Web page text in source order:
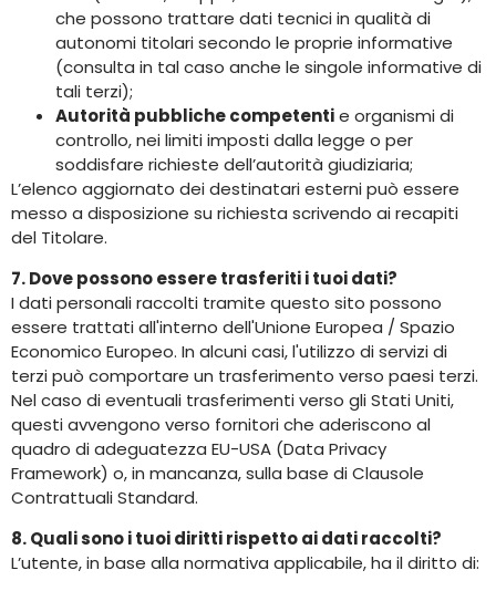
che possono trattare dati tecnici in qualità di
autonomi titolari secondo le proprie informative
(consulta in tal caso anche le singole informative di
tali terzi);
Autorità pubbliche competentie organismi di
controllo, nei limiti imposti dalla legge o per
soddisfare richieste dell’autorità giudiziaria;
L’elenco aggiornato dei destinatari esterni può essere
messo a disposizione su richiesta scrivendo ai recapiti
del Titolare.
7. Dove possono essere trasferiti i tuoi dati?
I dati personali raccolti tramite questo sito possono
essere trattati all'interno dell'Unione Europea / Spazio
Economico Europeo. In alcuni casi, l'utilizzo di servizi di
terzi può comportare un trasferimento verso paesi terzi.
Nel caso di eventuali trasferimenti verso gli Stati Uniti,
questi avvengono verso fornitori che aderiscono al
quadro di adeguatezza EU-USA (Data Privacy
Framework) o, in mancanza, sulla base di Clausole
Contrattuali Standard.
8. Quali sono i tuoi diritti rispetto ai dati raccolti?
L’utente, in base alla normativa applicabile, ha il diritto di: